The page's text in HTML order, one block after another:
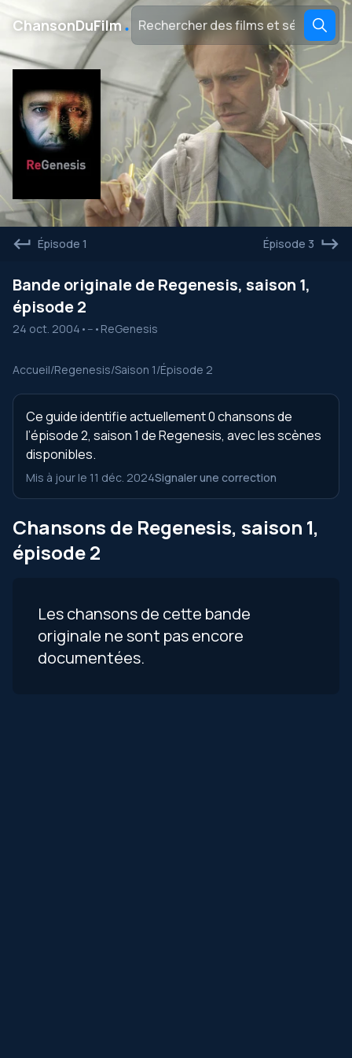
ChansonDuFilm․
Épisode 1 Épisode 3
Bande originale de Regenesis, saison 1,
épisode 2
24 oct. 2004 • -- • ReGenesis
Accueil/Regenesis/Saison 1/Épisode 2
Ce guide identifie actuellement 0 chansons de
l’épisode 2, saison 1 de Regenesis, avec les scènes
disponibles.
Mis à jour le 11 déc. 2024Signaler une correction
Chansons de Regenesis, saison 1,
épisode 2
Les chansons de cette bande
originale ne sont pas encore
documentées.